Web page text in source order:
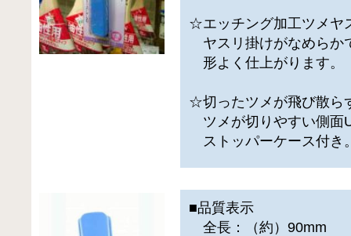
☆エッチング加工ツメヤ
ヤスリ掛けがなめらか
形よく仕上がります。
☆切ったツメが飛び散ら
ツメが切りやすい側面
ストッパーケース付き
■品質表示
全長：（約）90mm